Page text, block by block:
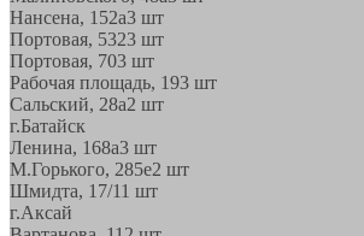
Нансена, 152а3 шт
Портовая, 5323 шт
Портовая, 703 шт
Рабочая площадь, 193 шт
Сальский, 28a2 шт
г.Батайск
Ленина, 168а3 шт
М.Горького, 285е2 шт
Шмидта, 17/11 шт
г.Аксай